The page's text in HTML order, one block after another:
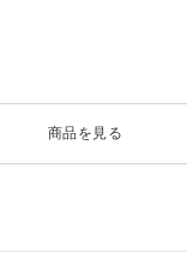
商品を見る